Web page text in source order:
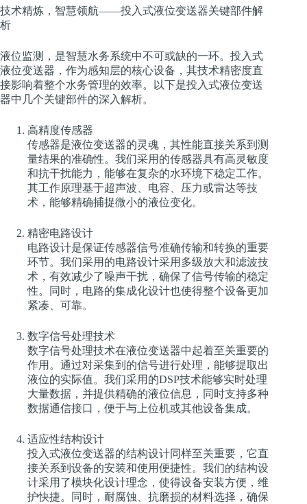
技术精炼，智慧领航——投入式液位变送器关键部件解
析
液位监测，是智慧水务系统中不可或缺的一环。投入式
液位变送器，作为感知层的核心设备，其技术精密度直
接影响着整个水务管理的效率。以下是投入式液位变送
器中几个关键部件的深入解析。
高精度传感器
传感器是液位变送器的灵魂，其性能直接关系到测
量结果的准确性。我们采用的传感器具有高灵敏度
和抗干扰能力，能够在复杂的水环境下稳定工作。
其工作原理基于超声波、电容、压力或雷达等技
术，能够精确捕捉微小的液位变化。
精密电路设计
电路设计是保证传感器信号准确传输和转换的重要
环节。我们采用的电路设计采用多级放大和滤波技
术，有效减少了噪声干扰，确保了信号传输的稳定
性。同时，电路的集成化设计也使得整个设备更加
紧凑、可靠。
数字信号处理技术
数字信号处理技术在液位变送器中起着至关重要的
作用。通过对采集到的信号进行处理，能够提取出
液位的实际值。我们采用的DSP技术能够实时处理
大量数据，并提供精确的液位信息，同时支持多种
数据通信接口，便于与上位机或其他设备集成。
适应性结构设计
投入式液位变送器的结构设计同样至关重要，它直
接关系到设备的安装和使用便捷性。我们的结构设
计采用了模块化设计理念，使得设备安装方便，维
护快捷。同时，耐腐蚀、抗磨损的材料选择，确保